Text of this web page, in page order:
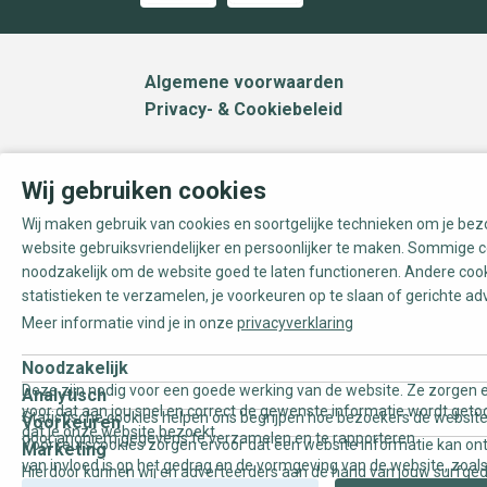
Algemene voorwaarden
Privacy- & Cookiebeleid
Wij gebruiken cookies
Wij maken gebruik van cookies en soortgelijke technieken om je
website gebruiksvriendelijker en persoonlijker te maken. Sommige
noodzakelijk om de website goed te laten functioneren. Andere
statistieken te verzamelen, je voorkeuren op te slaan of gerichte
Meer informatie vind je in onze privacyverklaring
Noodzakelijk
Deze zijn nodig voor een goede werking van de website. Ze zorgen
voor dat aan jou snel en correct de gewenste informatie wordt
dat je onze website bezoekt.
Analytisch
Statistische cookies helpen ons begrijpen hoe bezoekers de
door anoniem gegevens te verzamelen en te rapporteren.
Voorkeuren
Voorkeurscookies zorgen ervoor dat een website informatie kan
van invloed is op het gedrag en de vormgeving van de website,
Marketing
Hierdoor kunnen wij en adverteerders aan de hand van jouw